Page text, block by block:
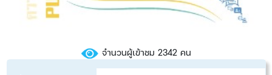
จำนวนผู้เข้าชม 2342 คน